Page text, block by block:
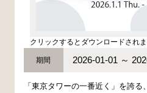
クリックするとダウンロードされ
期間 2026-01-01 ～
「東京タワーの一番近く」を誇